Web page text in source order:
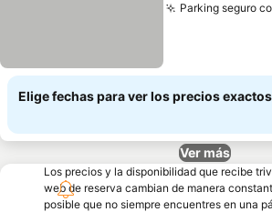
Parking seguro
Elige fechas para ver los precios exactos
Ver más
Los precios y la disponibilidad que recibe
web de reserva cambian de manera
posible que no siempre encuentres en una